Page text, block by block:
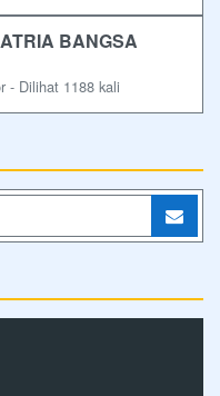
BANGSA
- Dilihat 1188 kali